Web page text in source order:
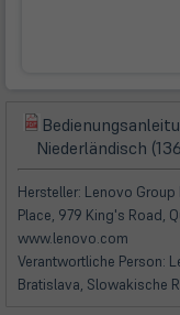
(öffnet
in
neuem
Tab)
Niederländisch
Hersteller: Lenovo
Place, 979 King's Road,
www.lenovo.com
Verantwortliche Person:
Bratislava, Slowakische